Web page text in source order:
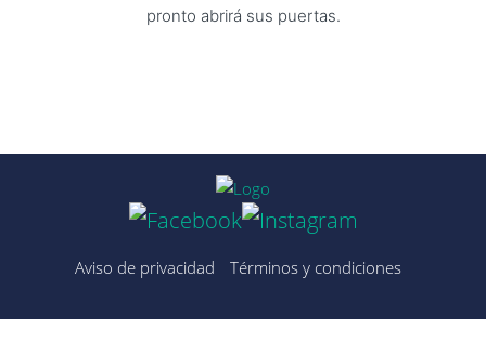
pronto abrirá sus puertas.
Aviso de privacidad Términos y condiciones